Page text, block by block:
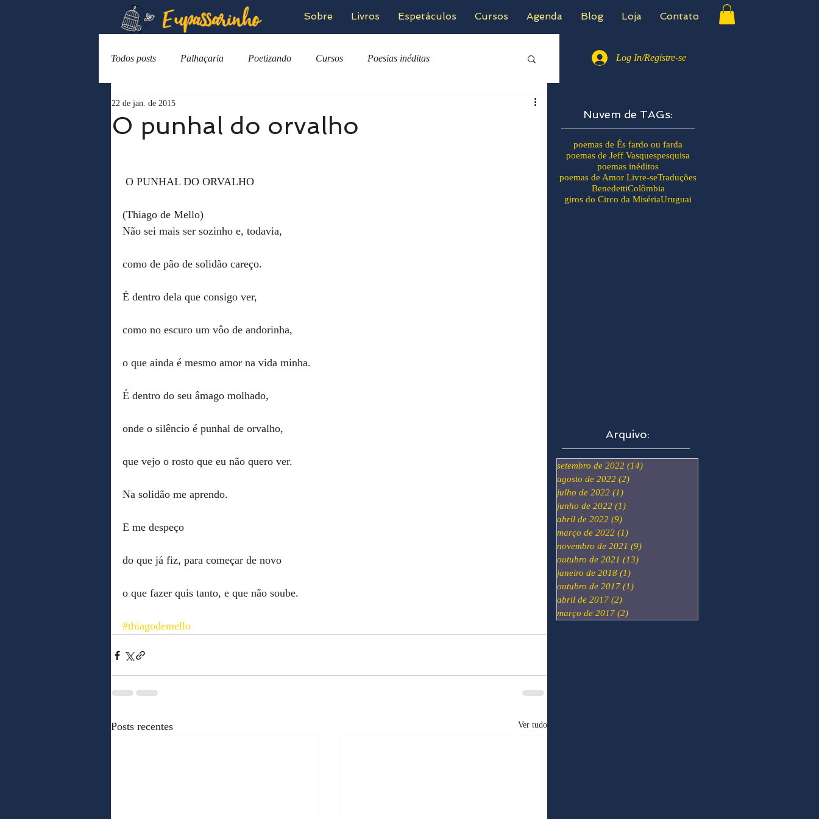
Sobre Livros Espetáculos Cursos Agenda Blog Loja Contato
Todos posts Palhaçaria Poetizando Cursos Poesias inéditas
O punhal do orvalho
22 de jan. de 2015
O PUNHAL DO ORVALHO
(Thiago de Mello)
Não sei mais ser sozinho e, todavia,
como de pão de solidão careço.
É dentro dela que consigo ver,
como no escuro um vôo de andorinha,
o que ainda é mesmo amor na vida minha.
É dentro do seu âmago molhado,
onde o silêncio é punhal de orvalho,
que vejo o rosto que eu não quero ver.
Na solidão me aprendo.
E me despeço
do que já fiz, para começar de novo
o que fazer quis tanto, e que não soube.
#thiagodemello
Posts recentes Ver tudo
Log In/Registre-se
Nuvem de TAGs:
poemas de És fardo ou farda
poemas de Jeff Vasquespesquisa
poemas inéditos
poemas de Amor Livre-seTraduções
BenedettiColômbia
giros do Circo da MisériaUruguai
Arquivo:
setembro de 2022 (14)
agosto de 2022 (2)
julho de 2022 (1)
junho de 2022 (1)
abril de 2022 (9)
março de 2022 (1)
novembro de 2021 (9)
outubro de 2021 (13)
janeiro de 2018 (1)
outubro de 2017 (1)
abril de 2017 (2)
março de 2017 (2)